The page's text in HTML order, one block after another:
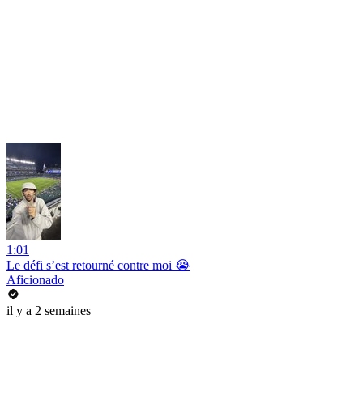
1:01
Le défi s’est retourné contre moi 😭
Aficionado
il y a 2 semaines